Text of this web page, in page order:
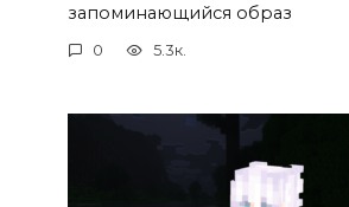
запоминающийся образ
0 5.3к.